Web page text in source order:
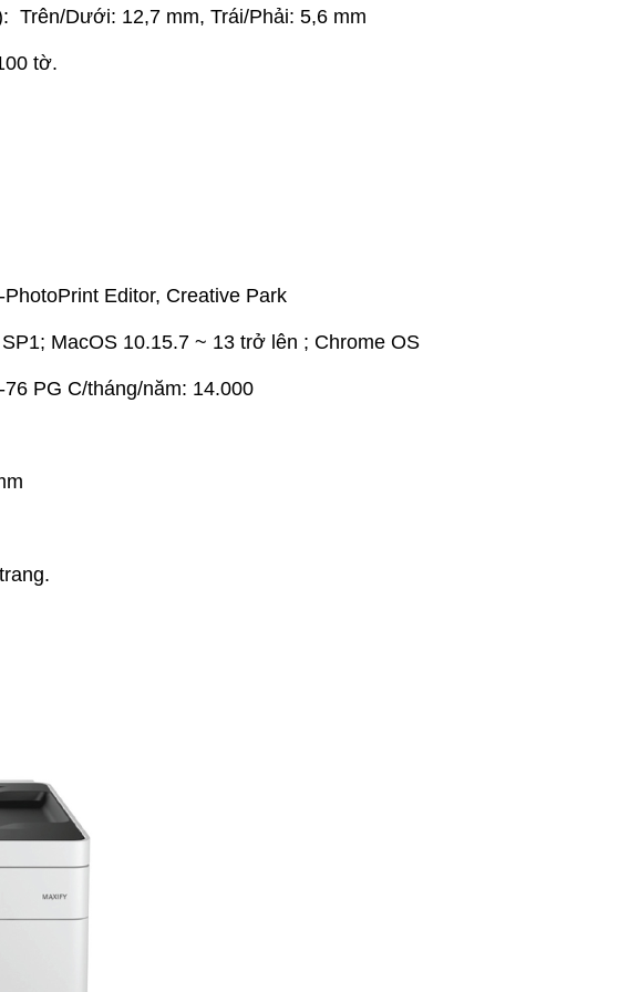
Trên/Dưới: 12,7 mm, Trái/Phải: 5,6 mm
tờ.
Editor, Creative Park
MacOS 10.15.7 ~ 13 trở lên ; Chrome OS
PG C/tháng/năm: 14.000